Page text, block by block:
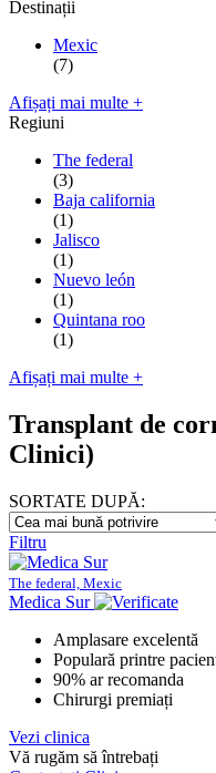
Destinații
Mexic
(7)
Afișați mai multe +
Regiuni
The federal
(3)
Baja california
(1)
Jalisco
(1)
Nuevo león
(1)
Quintana roo
(1)
Afișați mai multe +
Transplant de
Clinici)
SORTATE DUPĂ:
Filtru
The federal, Mexic
Medica Sur
Amplasare excelentă
Populară printre
90% ar recomanda
Chirurgi premiați
Vezi clinica
Vă rugăm să întrebați